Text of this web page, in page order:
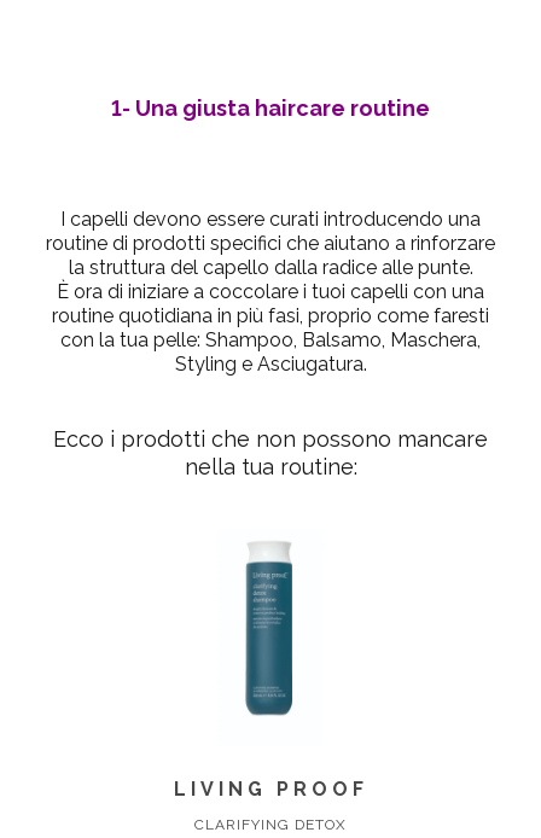
1- Una giusta haircare routine
I capelli devono essere curati introducendo una
routine di prodotti specifici che aiutano a rinforzare
la struttura del capello dalla radice alle punte.
È ora di iniziare a coccolare i tuoi capelli con una
routine quotidiana in più fasi, proprio come faresti
con la tua pelle: Shampoo, Balsamo, Maschera,
Styling e Asciugatura.
Ecco i prodotti che non possono mancare
nella tua routine:
LIVING PROOF
CLARIFYING DETOX